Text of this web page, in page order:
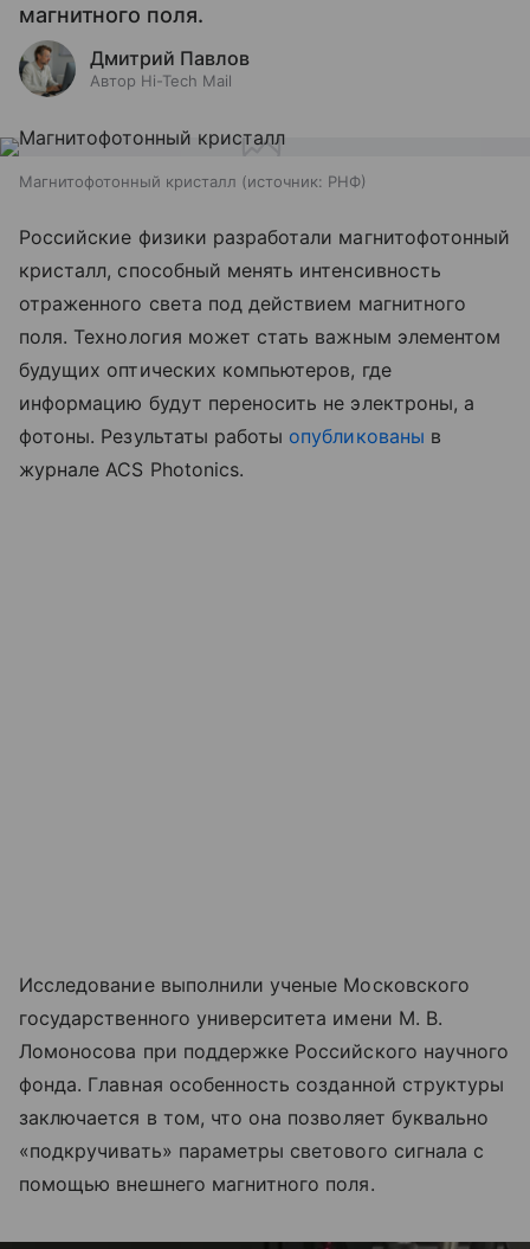
магнитного поля.
Дмитрий Павлов
Автор Hi-Tech Mail
Магнитофотонный кристалл источник: РНФ
Российские физики разработали магнитофотонный
кристалл, способный менять интенсивность
отраженного света под действием магнитного
поля. Технология может стать важным элементом
будущих оптических компьютеров, где
информацию будут переносить не электроны, а
фотоны. Результаты работы опубликованы в
журнале ACS Photonics.
Исследование выполнили ученые Московского
государственного университета имени М. В.
Ломоносова при поддержке Российского научного
фонда. Главная особенность созданной структуры
заключается в том, что она позволяет буквально
«подкручивать» параметры светового сигнала с
помощью внешнего магнитного поля.